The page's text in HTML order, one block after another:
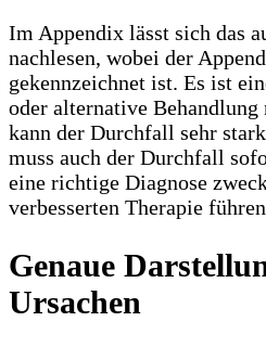
Im Appendix lässt sich das
nachlesen, wobei der
gekennzeichnet ist. Es ist
oder alternative Behandlung
kann der Durchfall sehr
muss auch der Durchfall
eine richtige Diagnose
verbesserten Therapie
Genaue
Ursachen